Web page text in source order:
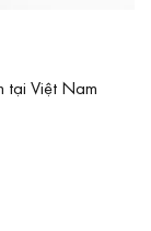
tại Việt Nam